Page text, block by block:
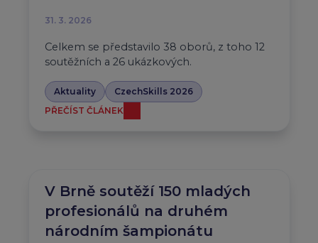
31. 3. 2026
Celkem se představilo 38 oborů, z toho 12
soutěžních a 26 ukázkových.
Aktuality
CzechSkills 2026
PŘEČÍST ČLÁNEK
V Brně soutěží 150 mladých
profesionálů na druhém
národním šampionátu